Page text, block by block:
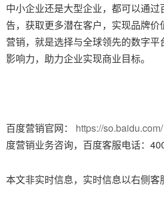
中小企业还是大型企业，都可以通
告，获取更多潜在客户，实现品牌
营销，就是选择与全球领先的数字
影响力，助力企业实现商业目标。
百度营销官网： https://so.baidu.com/
度营销业务咨询，百度客服电话：
本文非实时信息，实时信息以右侧客